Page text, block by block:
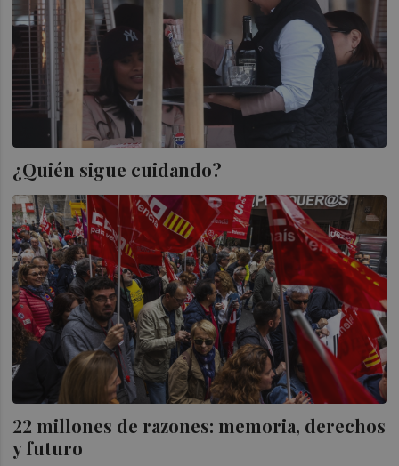
¿Quién sigue cuidando?
22 millones de razones: memoria, derechos
y futuro